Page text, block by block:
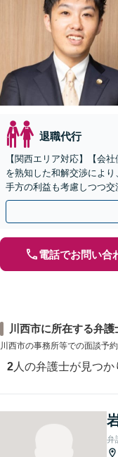
退職代行
【関西エリア対応】【会
を熟知した和解交渉によ
手方の利益も考慮しつつ
指す「不当解雇／労災の
電話でお問い合
川西市に所在する弁護
川西市の事務所等での面談予約
2 人の弁護士が見つか
弁